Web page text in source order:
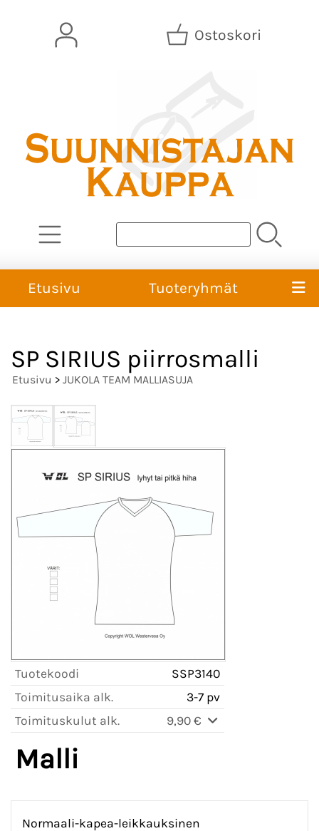
Ostoskori
Etusivu Tuoteryhmät
SP SIRIUS piirrosmalli
Etusivu > JUKOLA TEAM MALLIASUJA
Tuotekoodi
SSP3140
Toimitusaika alk.
3-7 pv
Toimituskulut alk.
9,90 €
Malli
Normaali-kapea-leikkauksinen